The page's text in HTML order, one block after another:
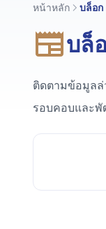
หน้าหลัก บล็อก
บล็
ติดตามข้อมูลล่
รอบคอบและพั